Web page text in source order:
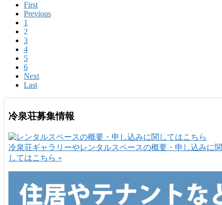
First
Previous
1
2
3
4
5
6
Next
Last
冷泉荘募集情報
冷泉荘ギャラリーやレンタルスペースの概要・申し込みに関
してはこちら »